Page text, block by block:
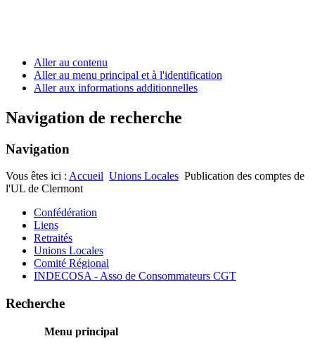
Aller au contenu
Aller au menu principal et à l'identification
Aller aux informations additionnelles
Navigation de recherche
Navigation
Vous êtes ici : Accueil Unions Locales Publication des comptes de
l'UL de Clermont
Confédération
Liens
Retraités
Unions Locales
Comité Régional
INDECOSA - Asso de Consommateurs CGT
Recherche
Menu principal